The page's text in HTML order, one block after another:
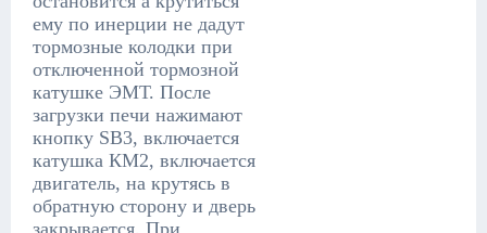
ему по инерции не дадут
тормозные колодки при
отключенной тормозной
катушке ЭМТ. После
загрузки печи нажимают
кнопку SB3, включается
катушка КМ2, включается
двигатель, на крутясь в
обратную сторону и дверь
закрывается. При